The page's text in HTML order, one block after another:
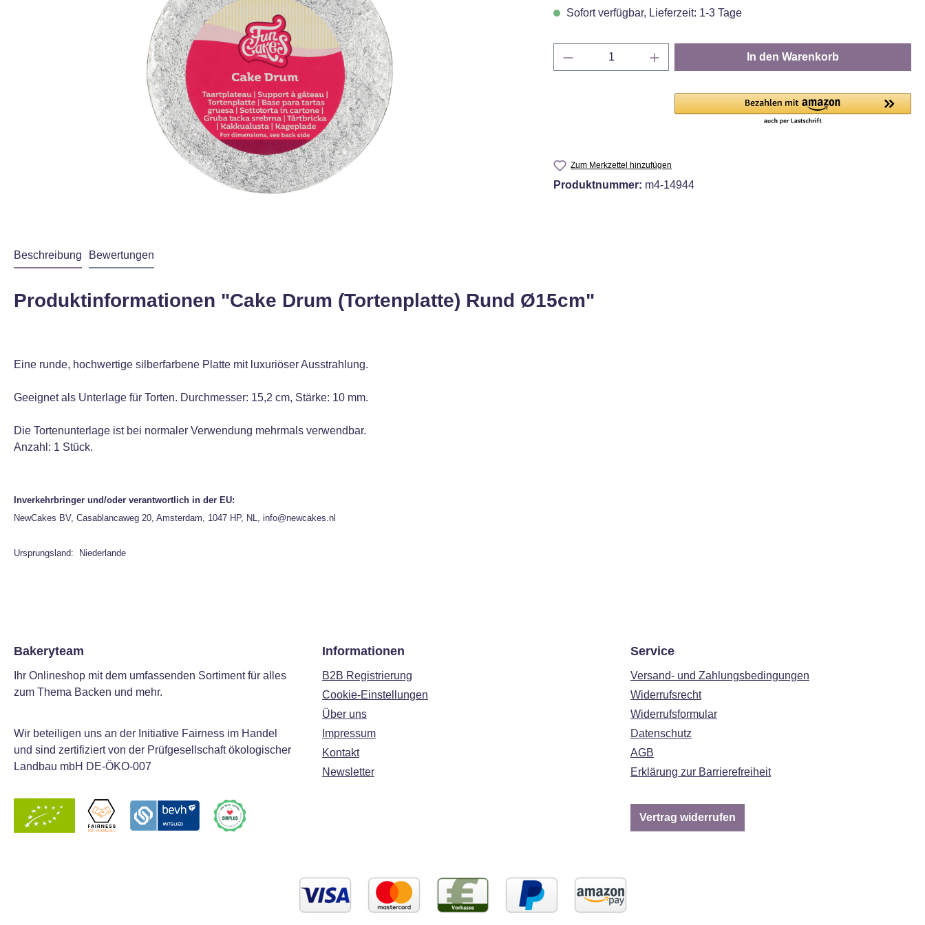
Sofort verfügbar, Lieferzeit: 1-3 Tage
Produkt Anzahl: Gib den gewünschten Wert ein
In den Warenkorb
Zum Merkzettel hinzufügen
Produktnummer: m4-14944
Beschreibung Bewertungen
Produktinformationen "Cake Drum (Tortenplatte) Rund Ø15cm"
Eine runde, hochwertige silberfarbene Platte mit luxuriöser Ausstrahlung.
Geeignet als Unterlage für Torten. Durchmesser: 15,2 cm, Stärke: 10 mm.
Die Tortenunterlage ist bei normaler Verwendung mehrmals verwendbar.
Anzahl: 1 Stück.
Inverkehrbringer und/oder verantwortlich in der EU:
NewCakes BV, Casablancaweg 20, Amsterdam, 1047 HP, NL, info@newcakes.nl
Ursprungsland: Niederlande
Bakeryteam
Ihr Onlineshop mit dem umfassenden Sortiment für alles
zum Thema Backen und mehr.
Wir beteiligen uns an der Initiative Fairness im Handel
und sind zertifiziert von der Prüfgesellschaft ökologischer
Landbau mbH DE-ÖKO-007
Informationen
B2B Registrierung
Cookie-Einstellungen
Über uns
Impressum
Kontakt
Newsletter
Service
Versand- und Zahlungsbedingungen
Widerrufsrecht
Widerrufsformular
Datenschutz
AGB
Erklärung zur Barrierefreiheit
Vertrag widerrufen